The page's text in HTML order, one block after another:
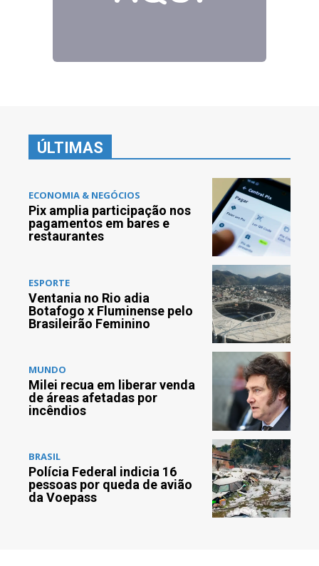
ÚLTIMAS
ECONOMIA & NEGÓCIOS
Pix amplia participação nos
pagamentos em bares e
restaurantes
ESPORTE
Ventania no Rio adia
Botafogo x Fluminense pelo
Brasileirão Feminino
MUNDO
Milei recua em liberar venda
de áreas afetadas por
incêndios
BRASIL
Polícia Federal indicia 16
pessoas por queda de avião
da Voepass